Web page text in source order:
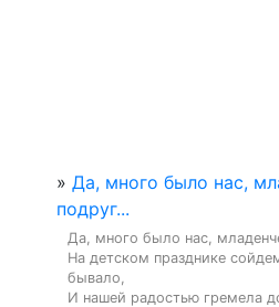
» Да, много было нас,
подруг...
Да, много было нас,
На детском празднике
бывало,
И нашей радостью гремела